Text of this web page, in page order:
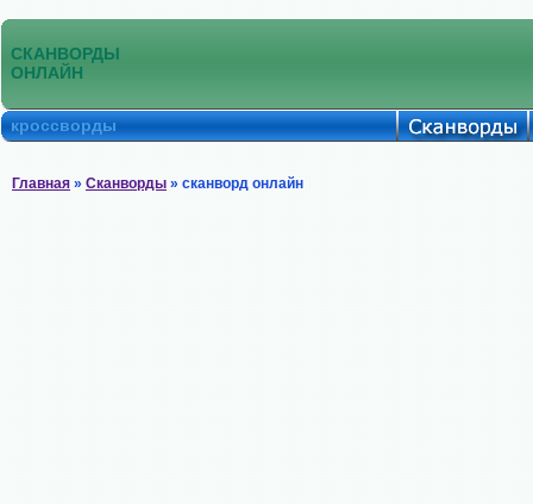
СКАНВОРДЫ
ОНЛАЙН
кроссворды
Главная » Сканворды » сканворд онлайн